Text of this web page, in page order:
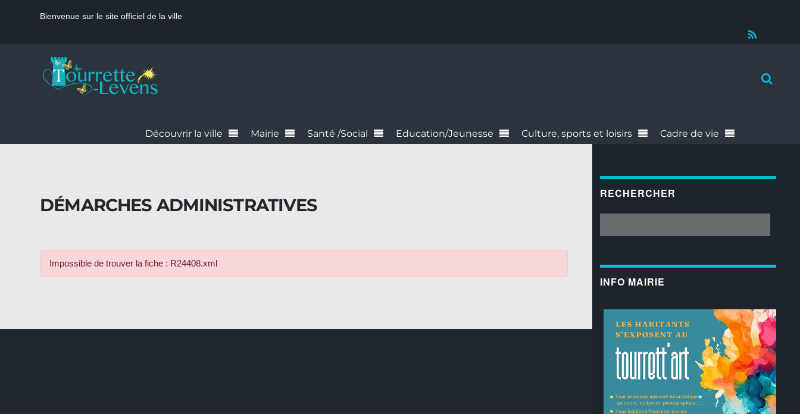
Bienvenue sur le site officiel de la ville
Découvrir la ville Mairie Santé /Social Education/Jeunesse Culture, sports et loisirs Cadre de vie
DÉMARCHES ADMINISTRATIVES
Impossible de trouver la fiche : R24408.xml
RECHERCHER
INFO MAIRIE